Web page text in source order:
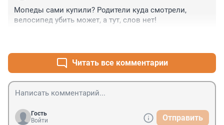
Мопеды сами купили? Родители куда смотрели,
велосипед убить может, а тут, слов нет!
Читать все комментарии
Гость
Войти
Отправить